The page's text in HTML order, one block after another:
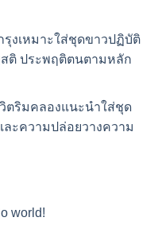
รุงเหมาะใส่ชุดขาวปฏิบัติ
ติ ประพฤติตนตามหลัก
ตริมคลองแนะนำใส่ชุด
ละความปล่อยวางความ
world!